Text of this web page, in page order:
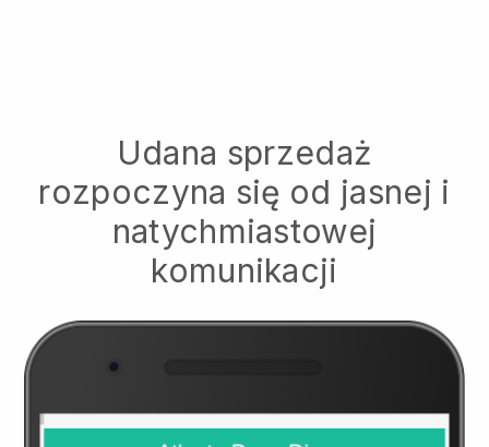
Udana sprzedaż
rozpoczyna się od jasnej i
natychmiastowej
komunikacji